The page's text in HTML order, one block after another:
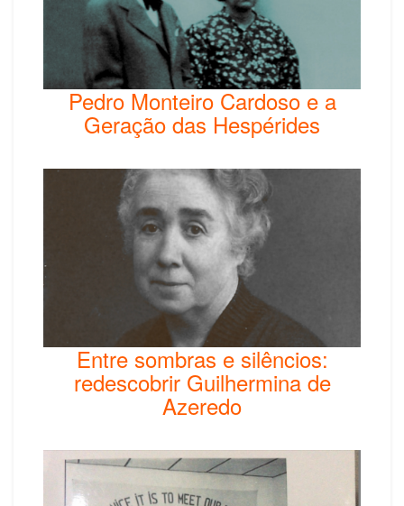
Pedro Monteiro Cardoso e a
Geração das Hespérides
Entre sombras e silêncios:
redescobrir Guilhermina de
Azeredo